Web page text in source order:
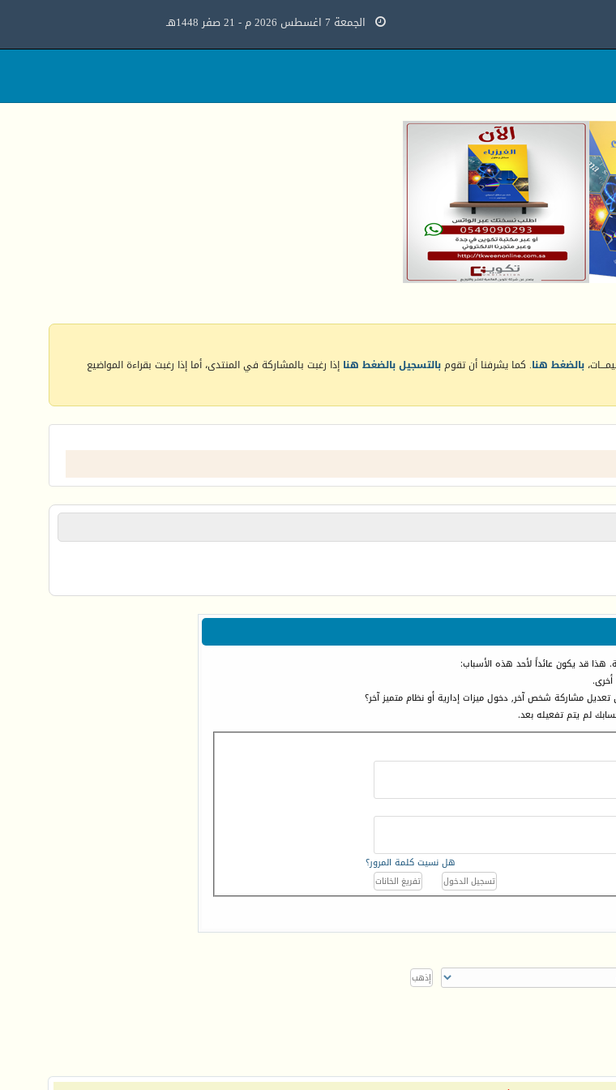
الجمعة 7 اغسطس 2026 م - 21 صفر 1448هـ
بالضغط هنا. كما يشرفنا أن تقومبالتسجيل بالضغط هنا إذا رغبت بالمشاركة في المنتدى، أما إذا رغبت بقراءة المواضيع
هذا قد يكون عائداً لأحد هذه الأسباب:
مشاركة شخص آخر, دخول ميزات إدارية أو نظام متميز آخر؟
لم يتم تفعيله بعد.
هل نسيت كلمة المرور؟